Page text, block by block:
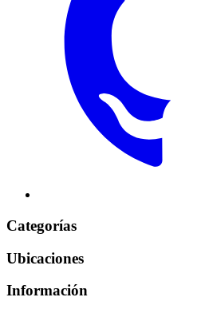
Categorías
Ubicaciones
Información